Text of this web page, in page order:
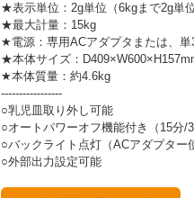
★表示単位：2g単位（6kgまで2g単
★最大計量：15kg
★電源：専用ACアダプタまたは、
★本体サイズ：
★本体質量：約4.6kg
-----------------
○乳児皿取り外し可能
○オートパワーオフ機能付き（15分/
○バックライト点灯（ACアダプター
○外部出力設定可能